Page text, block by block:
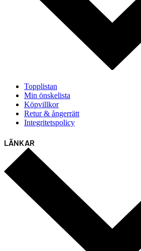
Topplistan
Min önskelista
Köpvillkor
Retur & ångerrätt
Integritetspolicy
LÄNKAR